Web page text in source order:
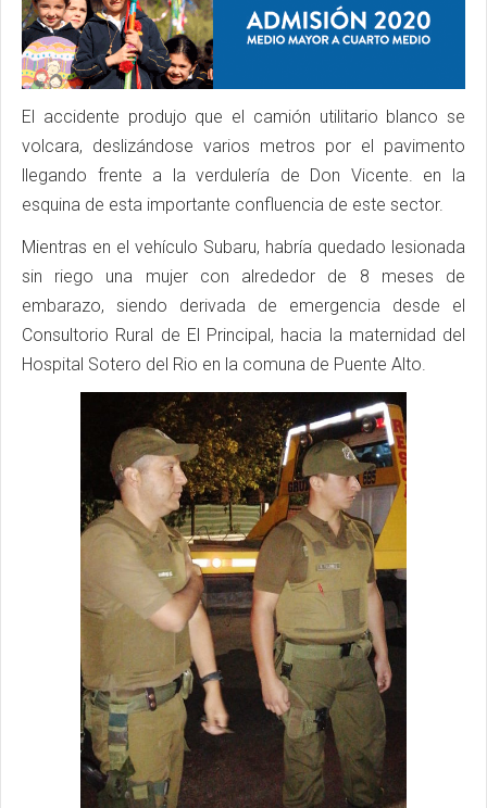
El accidente produjo que el camión utilitario blanco se
volcara, deslizándose varios metros por el pavimento
llegando frente a la verdulería de Don Vicente. en la
esquina de esta importante confluencia de este sector.
Mientras en el vehículo Subaru, habría quedado lesionada
sin riego una mujer con alrededor de 8 meses de
embarazo, siendo derivada de emergencia desde el
Consultorio Rural de El Principal, hacia la maternidad del
Hospital Sotero del Rio en la comuna de Puente Alto.